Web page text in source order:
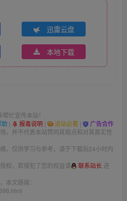
迅雷云盘
本地下载
帮忙宣传本站！
| 报毒说明 | 进站必看 | 广告合作
，并不代表本站赞同其观点和对其真实性
，仅供学习与参考，请于下载后24小时内
权，若侵犯了您的权益请 联系站长 进
本文链接：